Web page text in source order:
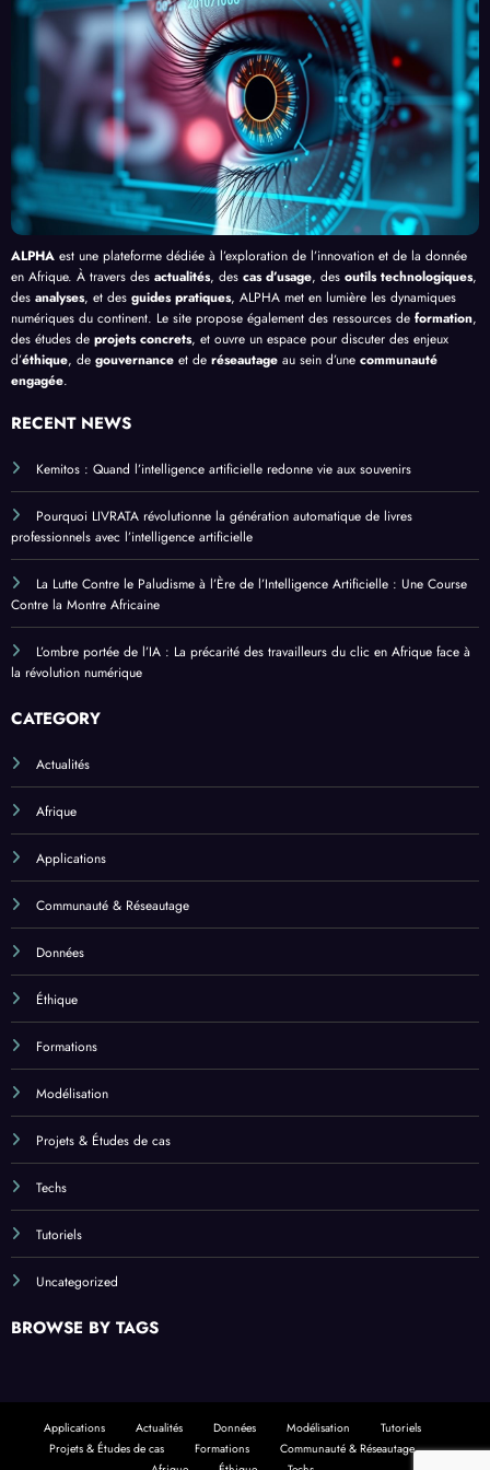
e le
Palud
isme
ue
, au-
delà
de
Bang
ui
cacit
é de
l’IA
lligen
ce
Artifi
cielle
ALPHA est une plateforme dédiée à l’exploration de l’innovation et de la donnée
en Afrique. À travers des actualités, des cas d’usage, des outils technologiques,
des analyses, et des guides pratiques, ALPHA met en lumière les dynamiques
numériques du continent. Le site propose également des ressources de formation,
des études de projets concrets, et ouvre un espace pour discuter des enjeux
d’éthique, de gouvernance et de réseautage au sein d’une communauté
engagée.
RECENT NEWS
Kemitos : Quand l’intelligence artificielle redonne vie aux souvenirs
Pourquoi LIVRATA révolutionne la génération automatique de livres
professionnels avec l’intelligence artificielle
La Lutte Contre le Paludisme à l’Ère de l’Intelligence Artificielle : Une Course
Contre la Montre Africaine
L’ombre portée de l’IA : La précarité des travailleurs du clic en Afrique face à
la révolution numérique
CATEGORY
Actualités
Afrique
Applications
Communauté & Réseautage
Données
Éthique
Formations
Modélisation
Projets & Études de cas
Techs
Tutoriels
Uncategorized
BROWSE BY TAGS
Applications Actualités Données Modélisation
Tutoriels
Projets & Études de cas
Formations
Communauté & Réseautage